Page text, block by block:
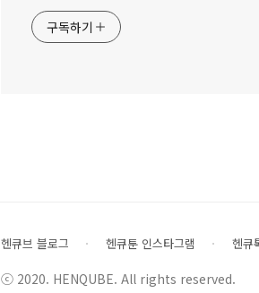
구독하기
헨큐브 블로그 헨큐툰 인스타그램 헨큐
ⓒ 2020. HENQUBE. All rights reserved.